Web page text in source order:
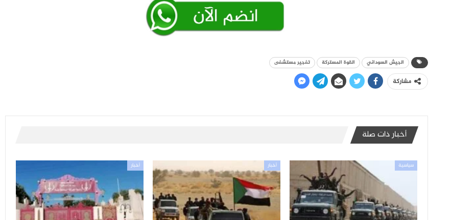
الجيش السوداني القوة المستركة تفجير مستشفى
مشاركة
أخبار ذات صلة
سياسية أخبار أخبار